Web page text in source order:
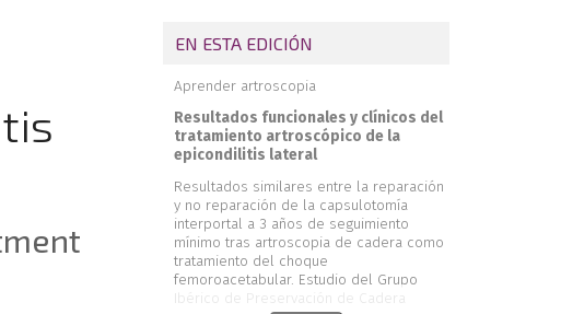
EN ESTA EDICIÓN
Aprender artroscopia
Resultados funcionales y clínicos del
tratamiento artroscópico de la
epicondilitis lateral
Resultados similares entre la reparación
y no reparación de la capsulotomía
interportal a 3 años de seguimiento
mínimo tras artroscopia de cadera como
tratamiento del choque
femoroacetabular. Estudio del Grupo